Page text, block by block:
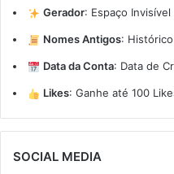
Gerador: Espaço Invisível
Nomes Antigos:
Data da Conta: Data de
Likes: Ganhe até 100
SOCIAL MEDIA